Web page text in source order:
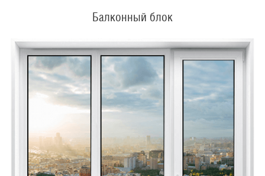
Балконный блок